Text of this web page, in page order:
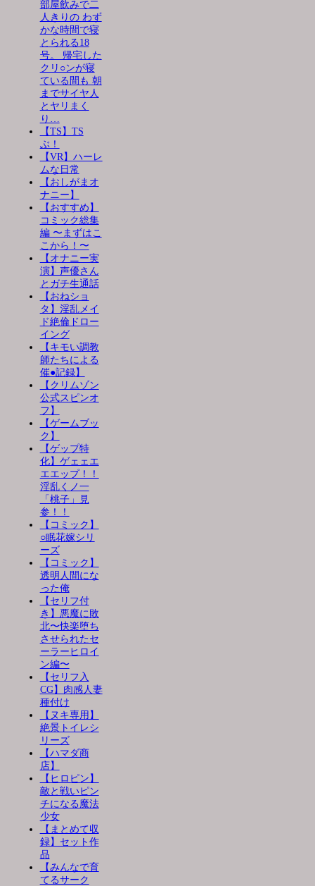
部屋飲みで二
人きりの わず
かな時間で寝
とられる18
号。 帰宅した
クリ○ンが寝
ている間も 朝
までサイヤ人
とヤリまく
り…
【TS】TS
ぶ！
【VR】ハーレ
ムな日常
【おしがまオ
ナニー】
【おすすめ】
コミック総集
編 〜まずはこ
こから！〜
【オナニー実
演】声優さん
とガチ生通話
【おねショ
タ】淫乱メイ
ド絶倫ドロー
イング
【キモい調教
師たちによる
催●記録】
【クリムゾン
公式スピンオ
フ】
【ゲームブッ
ク】
【ゲップ特
化】ゲェェエ
エエップ！！
淫乱くノ一
「桃子」見
参！！
【コミック】
○眠花嫁シリ
ーズ
【コミック】
透明人間にな
った俺
【セリフ付
き】悪魔に敗
北〜快楽堕ち
させられたセ
ーラーヒロイ
ン編〜
【セリフ入
CG】肉感人妻
種付け
【ヌキ専用】
絶景トイレシ
リーズ
【ハマダ商
店】
【ヒロピン】
敵と戦いピン
チになる魔法
少女
【まとめて収
録】セット作
品
【みんなで育
てるサーク